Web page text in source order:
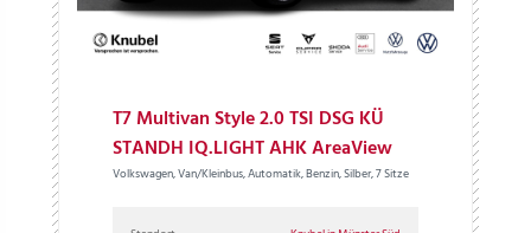
T7 Multivan Style 2.0 TSI DSG KÜ
STANDH IQ.LIGHT AHK AreaView
Volkswagen, Van/Kleinbus, Automatik, Benzin, Silber, 7 Sitze